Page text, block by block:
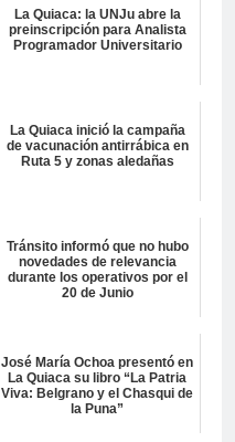
La Quiaca: la UNJu abre la
preinscripción para Analista
Programador Universitario
La Quiaca inició la campaña
de vacunación antirrábica en
Ruta 5 y zonas aledañas
Tránsito informó que no hubo
novedades de relevancia
durante los operativos por el
20 de Junio
José María Ochoa presentó en
La Quiaca su libro “La Patria
Viva: Belgrano y el Chasqui de
la Puna”